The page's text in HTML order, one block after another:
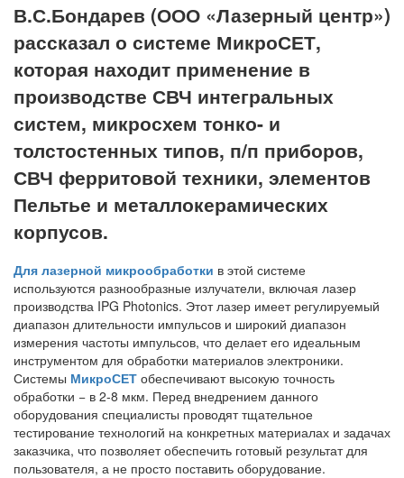
В.С.Бондарев (ООО «Лазерный центр»)
рассказал о системе МикроСЕТ,
которая находит применение в
производстве СВЧ интегральных
систем, микросхем тонко- и
толстостенных типов, п/п приборов,
СВЧ ферритовой техники, элементов
Пельтье и металлокерамических
корпусов.
Для лазерной микрообработки в этой системе
используются разнообразные излучатели, включая лазер
производства IPG Photonics. Этот лазер имеет регулируемый
диапазон длительности импульсов и широкий диапазон
измерения частоты импульсов, что делает его идеальным
инструментом для обработки материалов электроники.
Системы МикроСЕТ обеспечивают высокую точность
обработки − в 2-8 мкм. Перед внедрением данного
оборудования специалисты проводят тщательное
тестирование технологий на конкретных материалах и задачах
заказчика, что позволяет обеспечить готовый результат для
пользователя, а не просто поставить оборудование.